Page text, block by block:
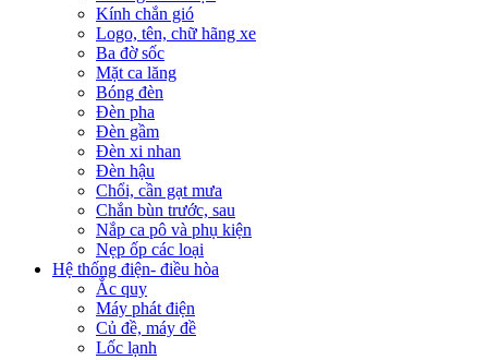
Kính chắn gió
Logo, tên, chữ hãng xe
Ba đờ sốc
Mặt ca lăng
Bóng đèn
Đèn pha
Đèn gầm
Đèn xi nhan
Đèn hậu
Chổi, cần gạt mưa
Chắn bùn trước, sau
Nắp ca pô và phụ kiện
Nẹp ốp các loại
Hệ thống điện- điều hòa
Ắc quy
Máy phát điện
Củ đề, máy đề
Lốc lạnh